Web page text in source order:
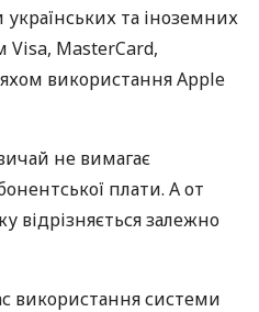
та іноземних
Visa, MasterCard,
використання Apple
не вимагає
плати. А от
відрізняється залежно
використання системи